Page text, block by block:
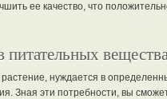
ее качество, что
растение, нуждается в
Зная эти потребности, вы